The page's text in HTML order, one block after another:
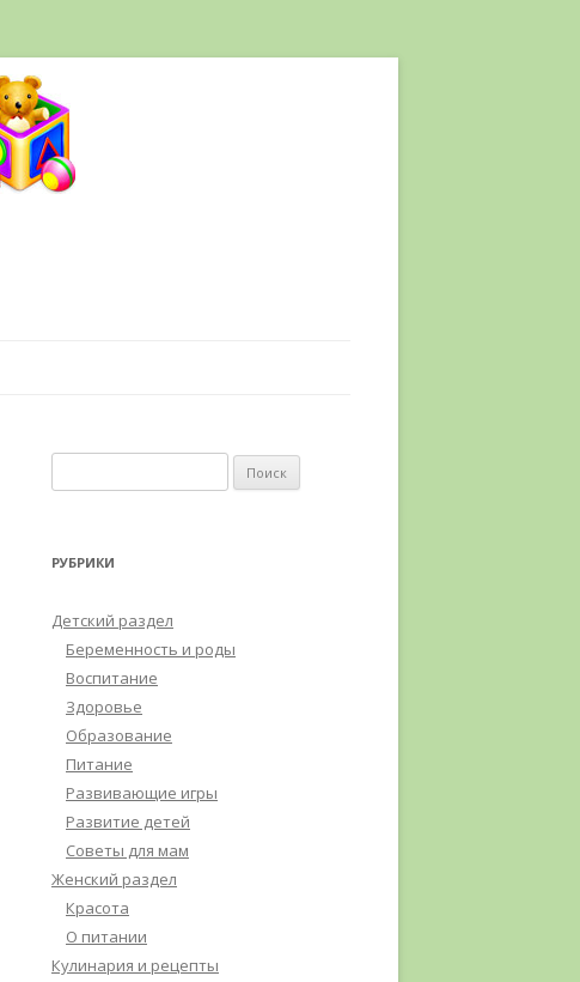
РУБРИКИ
Детский раздел
Беременность и роды
Воспитание
Здоровье
Образование
Питание
Развивающие игры
Развитие детей
Советы для мам
Женский раздел
Красота
О питании
Кулинария и рецепты